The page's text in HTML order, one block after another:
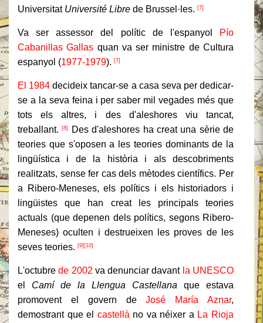
Universitat Université Libre de Brussel·les. [7]
Va ser assessor del polític de l'espanyol
Pío
Cabanillas Gallas quan va ser ministre de Cultura
espanyol (1977-1979). [7]
El 1984 decideix tancar-se a casa seva per dedicar-
se a la seva feina i per saber mil vegades més que
tots els altres, i des d'aleshores viu tancat,
treballant.[8]
Des d'aleshores ha creat una sèrie de
teories que s'oposen a les teories dominants de la
lingüística i de la història i als descobriments
realitzats, sense fer cas dels mètodes científics. Per
a Ribero-Meneses, els polítics i els historiadors i
lingüistes que han creat les principals teories
actuals (que depenen dels polítics, segons Ribero-
Meneses) oculten i destrueixen les proves de les
seves teories. [9] [10]
L'octubrede 2002 va denunciar davant la UNESCO
el Camí de la Llengua Castellana que estava
promovent el govern deJosé María Aznar,
demostrant que el castellà no va néixer a La Rioja